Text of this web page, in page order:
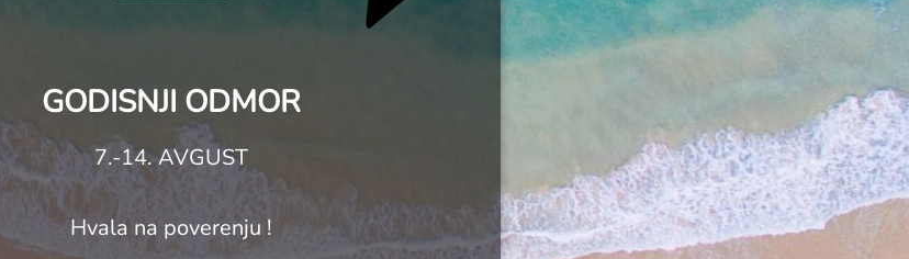
GODISNJI ODMOR
7.-14. AVGUST
Hvala na poverenju !